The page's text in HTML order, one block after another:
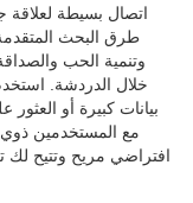
اتصال بسيطة لعلاقة
طرق البحث
وتنمية الحب
خلال الدردشة.
بيانات كبيرة أو
مع المستخدمين ذوي
افتراضي مريح وتتيح لك